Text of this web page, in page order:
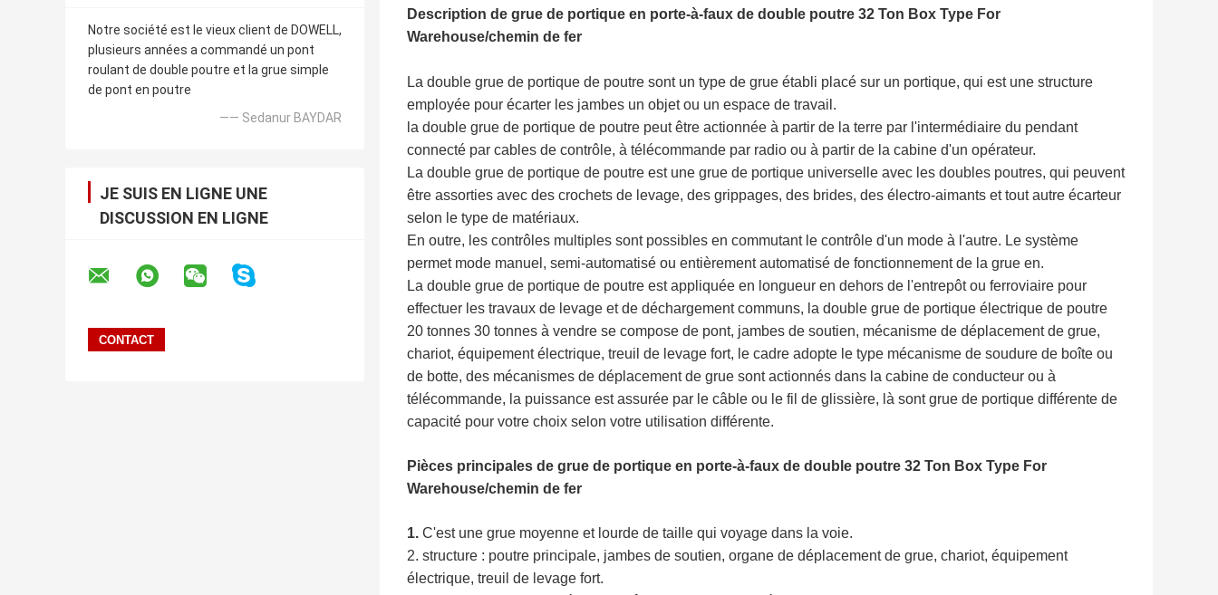
Notre société est le vieux client de DOWELL,
plusieurs années a commandé un pont
roulant de double poutre et la grue simple
de pont en poutre
—— Sedanur BAYDAR
JE SUIS EN LIGNE UNE
DISCUSSION EN LIGNE
Description de grue de portique en porte-à-faux de double poutre 32 Ton Box Type For
Warehouse/chemin de fer
La double grue de portique de poutre sont un type de grue établi placé sur un portique, qui est une structure
employée pour écarter les jambes un objet ou un espace de travail.
la double grue de portique de poutre peut être actionnée à partir de la terre par l'intermédiaire du pendant
connecté par cables de contrôle, à télécommande par radio ou à partir de la cabine d'un opérateur.
La double grue de portique de poutre est une grue de portique universelle avec les doubles poutres, qui peuvent
être assorties avec des crochets de levage, des grippages, des brides, des électro-aimants et tout autre écarteur
selon le type de matériaux.
En outre, les contrôles multiples sont possibles en commutant le contrôle d'un mode à l'autre. Le système
permet mode manuel, semi-automatisé ou entièrement automatisé de fonctionnement de la grue en.
La double grue de portique de poutre est appliquée en longueur en dehors de l'entrepôt ou ferroviaire pour
effectuer les travaux de levage et de déchargement communs, la double grue de portique électrique de poutre
20 tonnes 30 tonnes à vendre se compose de pont, jambes de soutien, mécanisme de déplacement de grue,
chariot, équipement électrique, treuil de levage fort, le cadre adopte le type mécanisme de soudure de boîte ou
de botte, des mécanismes de déplacement de grue sont actionnés dans la cabine de conducteur ou à
télécommande, la puissance est assurée par le câble ou le fil de glissière, là sont grue de portique différente de
capacité pour votre choix selon votre utilisation différente.
Pièces principales de grue de portique en porte-à-faux de double poutre 32 Ton Box Type For
Warehouse/chemin de fer
1. C'est une grue moyenne et lourde de taille qui voyage dans la voie.
2. structure : poutre principale, jambes de soutien, organe de déplacement de grue, chariot, équipement
électrique, treuil de levage fort.